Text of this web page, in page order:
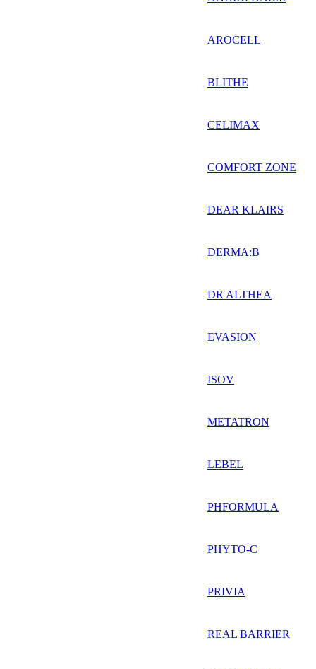
AROCELL
BLITHE
CELIMAX
COMFORT ZONE
DEAR KLAIRS
DERMA:B
DR ALTHEA
EVASION
ISOV
METATRON
LEBEL
PHFORMULA
PHYTO-C
PRIVIA
REAL BARRIER